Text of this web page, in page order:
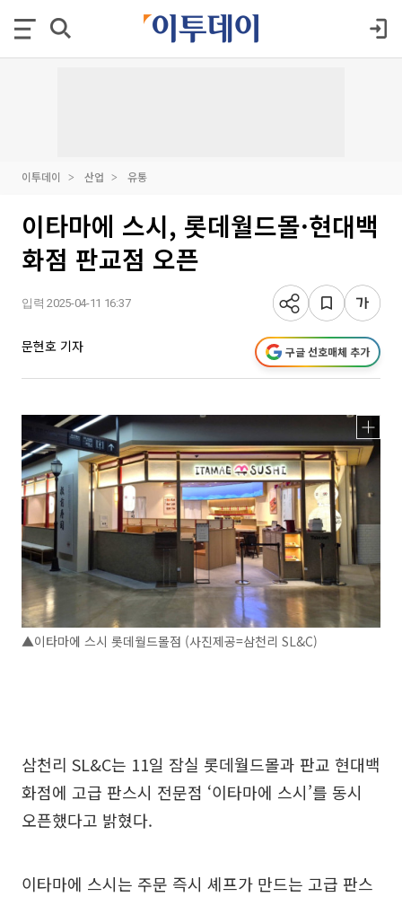
이투데이 산업 유통
이타마에 스시, 롯데월드몰·현대백
화점 판교점 오픈
입력 2025-04-11 16:37
문현호 기자 구글 선호매체 추가
▲이타마에 스시 롯데월드몰점 (사진제공=삼천리 SL&C)
삼천리 SL&C는 11일 잠실 롯데월드몰과 판교 현대백
화점에 고급 판스시 전문점 ‘이타마에 스시’를 동시
오픈했다고 밝혔다.
이타마에 스시는 주문 즉시 셰프가 만드는 고급 판스